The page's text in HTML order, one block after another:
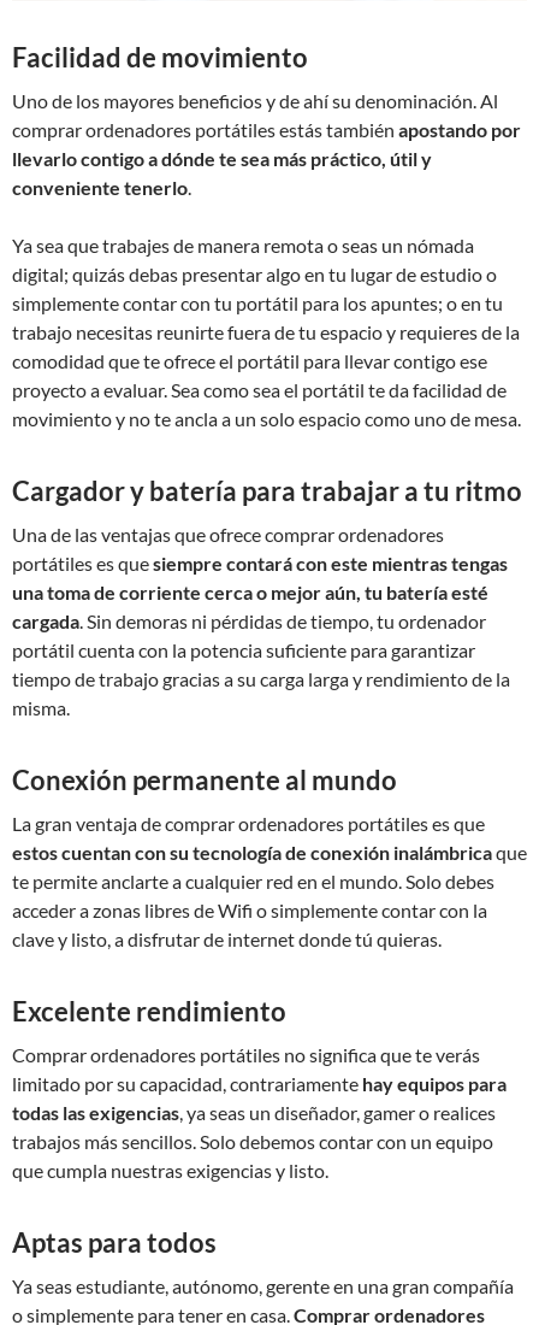
Facilidad de movimiento
Uno de los mayores beneficios y de ahí su denominación. Al
comprar ordenadores portátiles estás también apostando por
llevarlo contigo a dónde te sea más práctico, útil y
conveniente tenerlo
Ya sea que trabajes de manera remota o seas un nómada
digital; quizás debas presentar algo en tu lugar de estudio o
simplemente contar con tu portátil para los apuntes; o en tu
trabajo necesitas reunirte fuera de tu espacio y requieres de la
comodidad que te ofrece el portátil para llevar contigo ese
proyecto a evaluar. Sea como sea el portátil te da facilidad de
movimiento y no te ancla a un solo espacio como uno de mesa.
Cargador y batería para trabajar a tu ritmo
Una de las ventajas que ofrece comprar ordenadores
portátiles es quesiempre contará con este mientras tengas
una toma de corriente cerca o mejor aún, tu batería esté
cargada . Sin demoras ni pérdidas de tiempo, tu ordenador
portátil cuenta con la potencia suficiente para garantizar
tiempo de trabajo gracias a su carga larga y rendimiento de la
misma.
Conexión permanente al mundo
La gran ventaja de comprar ordenadores portátiles es que
estos cuentan con su tecnología de conexión inalámbricaque
te permite anclarte a cualquier red en el mundo. Solo debes
acceder a zonas libres de Wifi o simplemente contar con la
clave y listo, a disfrutar de internet donde tú quieras.
Excelente rendimiento
Comprar ordenadores portátiles no significa que te verás
limitado por su capacidad, contrariamente hay equipos para
todas las exigencias , ya seas un diseñador, gamer o realices
trabajos más sencillos. Solo debemos contar con un equipo
que cumpla nuestras exigencias y listo.
Aptas para todos
Ya seas estudiante, autónomo, gerente en una gran compañía
o simplemente para tener en casa. Comprar ordenadores